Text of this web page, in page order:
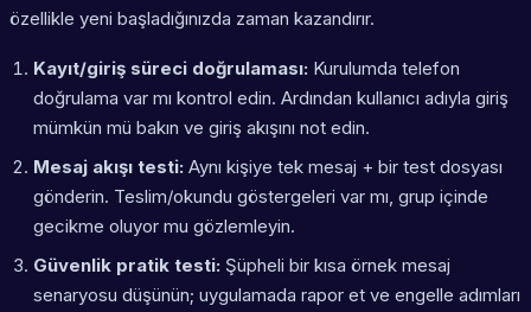
özellikle yeni başladığınızda zaman kazandırır.
Kayıt/giriş süreci doğrulaması: Kurulumda telefon
doğrulama var mı kontrol edin. Ardından kullanıcı adıyla giriş
mümkün mü bakın ve giriş akışını not edin.
Mesaj akışı testi: Aynı kişiye tek mesaj + bir test dosyası
gönderin. Teslim/okundu göstergeleri var mı, grup içinde
gecikme oluyor mu gözlemleyin.
Güvenlik pratik testi: Şüpheli bir kısa örnek mesaj
senaryosu düşünün; uygulamada rapor et ve engelle adımları